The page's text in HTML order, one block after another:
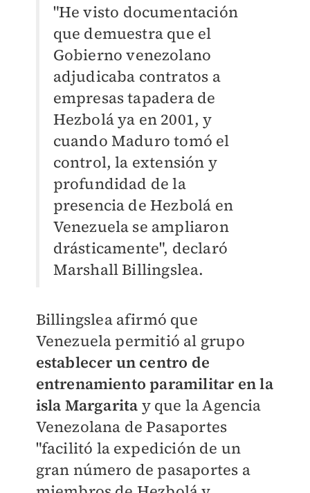
"He visto documentación
que demuestra que el
Gobierno venezolano
adjudicaba contratos a
empresas tapadera de
Hezbolá ya en 2001, y
cuando Maduro tomó el
control, la extensión y
profundidad de la
presencia de Hezbolá en
Venezuela se ampliaron
drásticamente", declaró
Marshall Billingslea.
Billingslea afirmó que
Venezuela permitió al grupo
establecer un centro de
entrenamiento paramilitar en la
isla Margarita y que la Agencia
Venezolana de Pasaportes
"facilitó la expedición de un
gran número de pasaportes a